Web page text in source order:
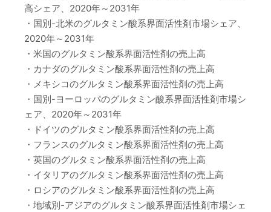
高シェア、2020年～2031年
・国別-北米のグルタミン酸系界面活性剤市場シェア、
2020年～2031年
・米国のグルタミン酸系界面活性剤の売上高
・カナダのグルタミン酸系界面活性剤の売上高
・メキシコのグルタミン酸系界面活性剤の売上高
・国別-ヨーロッパのグルタミン酸系界面活性剤市場シ
ェア、2020年～2031年
・ドイツのグルタミン酸系界面活性剤の売上高
・フランスのグルタミン酸系界面活性剤の売上高
・英国のグルタミン酸系界面活性剤の売上高
・イタリアのグルタミン酸系界面活性剤の売上高
・ロシアのグルタミン酸系界面活性剤の売上高
・地域別-アジアのグルタミン酸系界面活性剤市場シェ